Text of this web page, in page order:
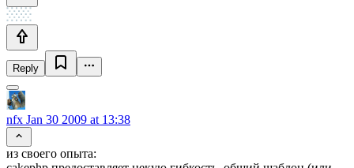
Reply
nfx Jan 30 2009 at 13:38
из своего опыта: